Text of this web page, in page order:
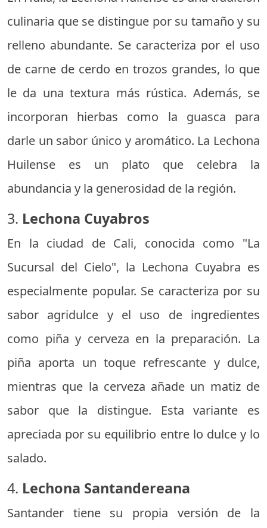
culinaria que se distingue por su tamaño y su
relleno abundante. Se caracteriza por el uso
de carne de cerdo en trozos grandes, lo que
le da una textura más rústica. Además, se
incorporan hierbas como la guasca para
darle un sabor único y aromático. La Lechona
Huilense es un plato que celebra la
abundancia y la generosidad de la región.
3. Lechona Cuyabros
En la ciudad de Cali, conocida como "La
Sucursal del Cielo", la Lechona Cuyabra es
especialmente popular. Se caracteriza por su
sabor agridulce y el uso de ingredientes
como piña y cerveza en la preparación. La
piña aporta un toque refrescante y dulce,
mientras que la cerveza añade un matiz de
sabor que la distingue. Esta variante es
apreciada por su equilibrio entre lo dulce y lo
salado.
4. Lechona Santandereana
Santander tiene su propia versión de la